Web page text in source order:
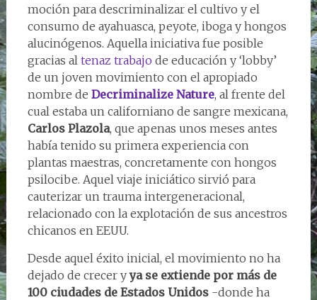
moción para descriminalizar el cultivo y el
consumo de ayahuasca, peyote, iboga y hongos
alucinógenos. Aquella iniciativa fue posible
gracias al tenaz trabajo de educación y ‘lobby’
de un joven movimiento con el apropiado
nombre de Decriminalize Nature, al frente del
cual estaba un californiano de sangre mexicana,
Carlos Plazola, que apenas unos meses antes
había tenido su primera experiencia con
plantas maestras, concretamente con hongos
psilocibe. Aquel viaje iniciático sirvió para
cauterizar un trauma intergeneracional,
relacionado con la explotación de sus ancestros
chicanos en EEUU.
Desde aquel éxito inicial, el movimiento no ha
dejado de crecer yya se extiende por más de
100 ciudades de Estados Unidos-donde ha